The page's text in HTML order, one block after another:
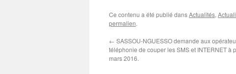
Ce contenu a été publié dansActualités,
permalien.
← SASSOU-NGUESSO demande aux
téléphonie de couper les SMS et INTERNET à
mars 2016.